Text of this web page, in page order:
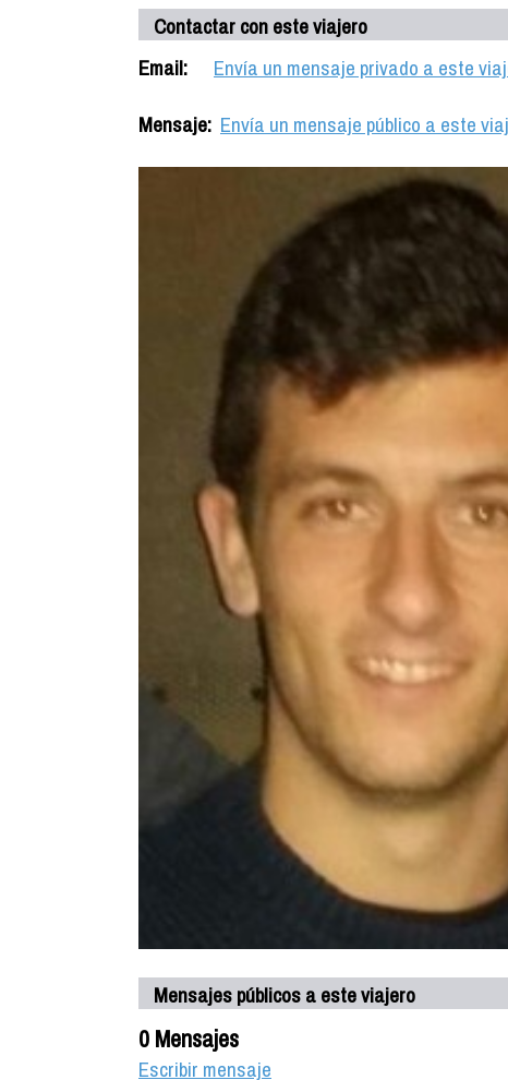
Contactar con este viajero
Email:
Envía un mensaje privado a este
Mensaje: Envía un mensaje público a este
Mensajes públicos a este viajero
0 Mensajes
Escribir mensaje